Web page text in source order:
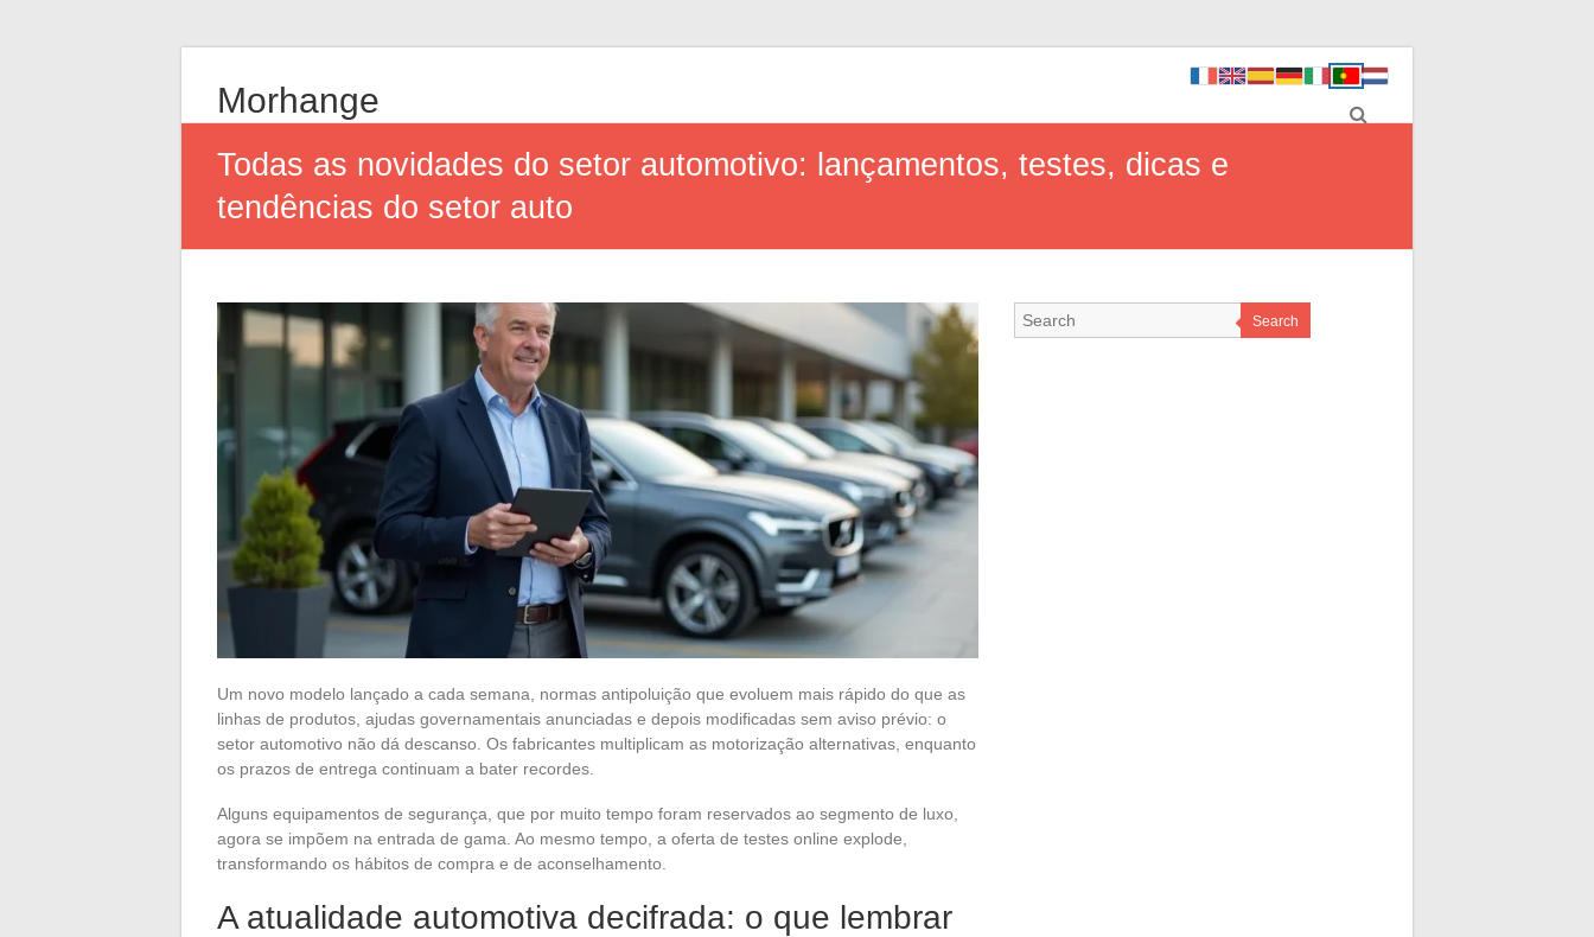
Morhange
Todas as novidades do setor automotivo: lançamentos, testes, dicas e
tendências do setor auto
Um novo modelo lançado a cada semana, normas antipoluição que evoluem mais rápido do que as
linhas de produtos, ajudas governamentais anunciadas e depois modificadas sem aviso prévio: o
setor automotivo não dá descanso. Os fabricantes multiplicam as motorização alternativas, enquanto
os prazos de entrega continuam a bater recordes.
Alguns equipamentos de segurança, que por muito tempo foram reservados ao segmento de luxo,
agora se impõem na entrada de gama. Ao mesmo tempo, a oferta de testes online explode,
transformando os hábitos de compra e de aconselhamento.
A atualidade automotiva decifrada: o que lembrar
Search